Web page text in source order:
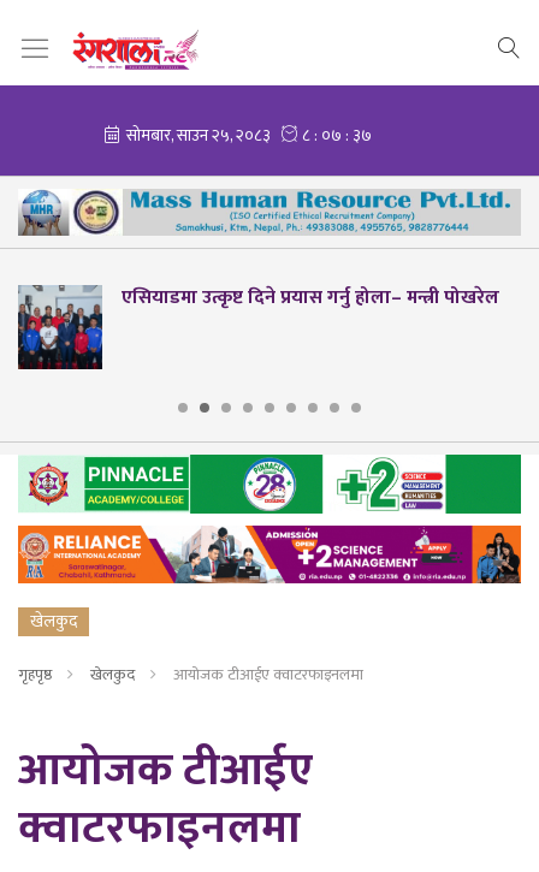
एसियाडमा उत्कृष्ट दिने प्रयास गर्नु होला– मन्त्री पोखरेल
खेलकुद
गृहपृष्ठ खेलकुद आयोजक टीआईए क्वाटरफाइनलमा
आयोजक टीआईए
क्वाटरफाइनलमा